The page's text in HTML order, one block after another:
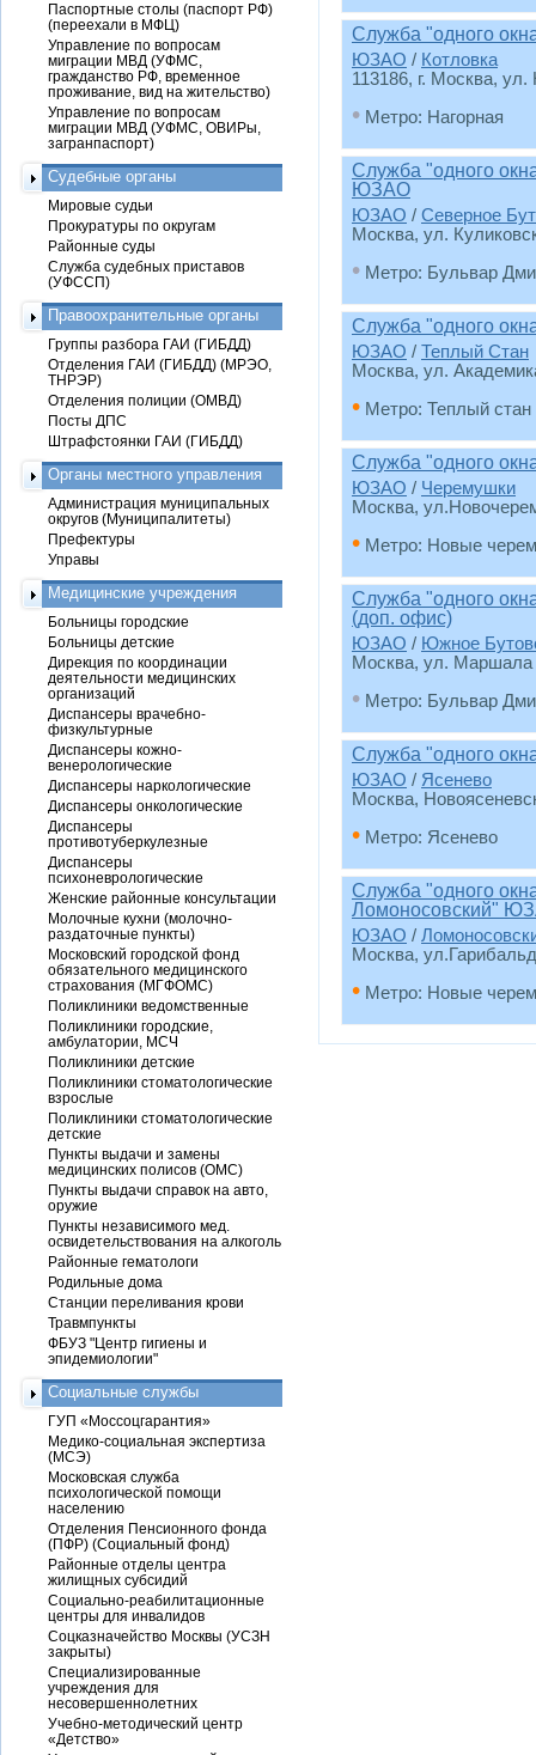
Служба "одного
ЮЗАО / Котловка
113186, г. Москва, ул.
• Метро: Нагорная
Служба "одного
ЮЗАО
ЮЗАО / Северное
Москва, ул.
• Метро: Бульвар
Служба "одного
ЮЗАО / Теплый Стан
Москва, ул.
• Метро: Теплый стан
Служба "одного
ЮЗАО / Черемушки
Москва,
• Метро: Новые
Служба "одного
(доп. офис)
ЮЗАО / Южное
Москва, ул. Маршала
• Метро: Бульвар
Служба "одного
ЮЗАО / Ясенево
Москва,
• Метро: Ясенево
Служба "одного
Ломоносовский"
ЮЗАО /
Москва,
• Метро: Новые
Паспортные столы (паспорт РФ)
(переехали в МФЦ)
Управление по вопросам
миграции МВД (УФМС,
гражданство РФ, временное
проживание, вид на жительство)
Управление по вопросам
миграции МВД (УФМС, ОВИРы,
загранпаспорт)
Судебные органы
Мировые судьи
Прокуратуры по округам
Районные суды
Служба судебных приставов
(УФССП)
Правоохранительные органы
Группы разбора ГАИ (ГИБДД)
Отделения ГАИ (ГИБДД) (МРЭО,
ТНРЭР)
Отделения полиции (ОМВД)
Посты ДПС
Штрафстоянки ГАИ (ГИБДД)
Органы местного управления
Администрация муниципальных
округов (Муниципалитеты)
Префектуры
Управы
Медицинские учреждения
Больницы городские
Больницы детские
Дирекция по координации
деятельности медицинских
организаций
Диспансеры врачебно-
физкультурные
Диспансеры кожно-
венерологические
Диспансеры наркологические
Диспансеры онкологические
Диспансеры
противотуберкулезные
Диспансеры
психоневрологические
Женские районные консультации
Молочные кухни (молочно-
раздаточные пункты)
Московский городской фонд
обязательного медицинского
страхования (МГФОМС)
Поликлиники ведомственные
Поликлиники городские,
амбулатории, МСЧ
Поликлиники детские
Поликлиники стоматологические
взрослые
Поликлиники стоматологические
детские
Пункты выдачи и замены
медицинских полисов (ОМС)
Пункты выдачи справок на авто,
оружие
Пункты независимого мед.
освидетельствования на алкоголь
Районные гематологи
Родильные дома
Станции переливания крови
Травмпункты
ФБУЗ "Центр гигиены и
эпидемиологии"
Социальные службы
ГУП «Моссоцгарантия»
Медико-социальная экспертиза
(МСЭ)
Московская служба
психологической помощи
населению
Отделения Пенсионного фонда
(ПФР) (Социальный фонд)
Районные отделы центра
жилищных субсидий
Социально-реабилитационные
центры для инвалидов
Соцказначейство Москвы (УСЗН
закрыты)
Специализированные
учреждения для
несовершеннолетних
Учебно-методический центр
«Детство»